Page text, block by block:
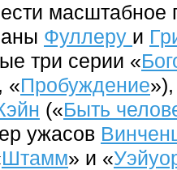
масштабное
Фуллеру и
три серии «
«Пробуждение
(«Быть
ужасов
Штамм» и «